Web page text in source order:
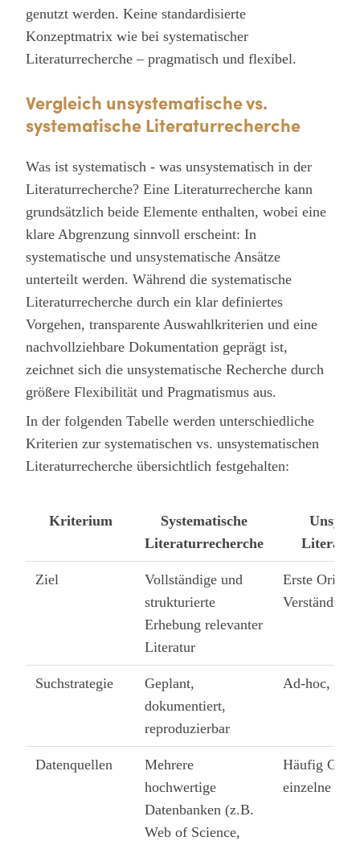
genutzt werden. Keine standardisierte
Konzeptmatrix wie bei systematischer
Literaturrecherche – pragmatisch und flexibel.
Vergleich unsystematische vs.
systematische Literaturrecherche
Was ist systematisch - was unsystematisch in der
Literaturrecherche? Eine Literaturrecherche kann
grundsätzlich beide Elemente enthalten, wobei eine
klare Abgrenzung sinnvoll erscheint: In
systematische und unsystematische Ansätze
unterteilt werden. Während die systematische
Literaturrecherche durch ein klar definiertes
Vorgehen, transparente Auswahlkriterien und eine
nachvollziehbare Dokumentation geprägt ist,
zeichnet sich die unsystematische Recherche durch
größere Flexibilität und Pragmatismus aus.
In der folgenden Tabelle werden unterschiedliche
Kriterien zur systematischen vs. unsystematischen
Literaturrecherche übersichtlich festgehalten:
Kriterium
Systematische
Literaturrecherche
Ziel
Vollständige und
strukturierte
Erhebung relevanter
Literatur
Erste
Verständnis
Suchstrategie
Geplant,
dokumentiert,
reproduzierbar
Ad-hoc,
Datenquellen
Mehrere
hochwertige
Datenbanken (z.B.
Web of Science,
Häufig
einzelne